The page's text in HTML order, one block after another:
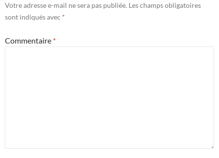
Votre adresse e-mail ne sera pas publiée. Les champs obligatoires
sont indiqués avec *
Commentaire *